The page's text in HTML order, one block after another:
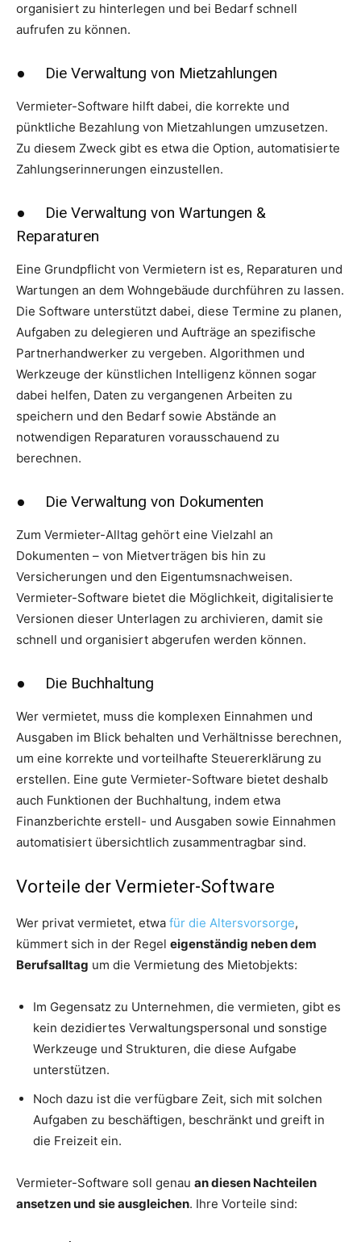
organisiert zu hinterlegen und bei Bedarf schnell
aufrufen zu können.
● Die Verwaltung von Mietzahlungen
Vermieter-Software hilft dabei, die korrekte und
pünktliche Bezahlung von Mietzahlungen umzusetzen.
Zu diesem Zweck gibt es etwa die Option, automatisierte
Zahlungserinnerungen einzustellen.
● Die Verwaltung von Wartungen &
Reparaturen
Eine Grundpflicht von Vermietern ist es, Reparaturen und
Wartungen an dem Wohngebäude durchführen zu lassen.
Die Software unterstützt dabei, diese Termine zu planen,
Aufgaben zu delegieren und Aufträge an spezifische
Partnerhandwerker zu vergeben. Algorithmen und
Werkzeuge der künstlichen Intelligenz können sogar
dabei helfen, Daten zu vergangenen Arbeiten zu
speichern und den Bedarf sowie Abstände an
notwendigen Reparaturen vorausschauend zu
berechnen.
● Die Verwaltung von Dokumenten
Zum Vermieter-Alltag gehört eine Vielzahl an
Dokumenten – von Mietverträgen bis hin zu
Versicherungen und den Eigentumsnachweisen.
Vermieter-Software bietet die Möglichkeit, digitalisierte
Versionen dieser Unterlagen zu archivieren, damit sie
schnell und organisiert abgerufen werden können.
● Die Buchhaltung
Wer vermietet, muss die komplexen Einnahmen und
Ausgaben im Blick behalten und Verhältnisse berechnen,
um eine korrekte und vorteilhafte Steuererklärung zu
erstellen. Eine gute Vermieter-Software bietet deshalb
auch Funktionen der Buchhaltung, indem etwa
Finanzberichte erstell- und Ausgaben sowie Einnahmen
automatisiert übersichtlich zusammentragbar sind.
Vorteile der Vermieter-Software
Wer privat vermietet, etwa für die Altersvorsorge,
kümmert sich in der Regel eigenständig neben dem
Berufsalltag um die Vermietung des Mietobjekts:
Im Gegensatz zu Unternehmen, die vermieten, gibt es
kein dezidiertes Verwaltungspersonal und sonstige
Werkzeuge und Strukturen, die diese Aufgabe
unterstützen.
Noch dazu ist die verfügbare Zeit, sich mit solchen
Aufgaben zu beschäftigen, beschränkt und greift in
die Freizeit ein.
Vermieter-Software soll genau an diesen Nachteilen
ansetzen und sie ausgleichen. Ihre Vorteile sind: